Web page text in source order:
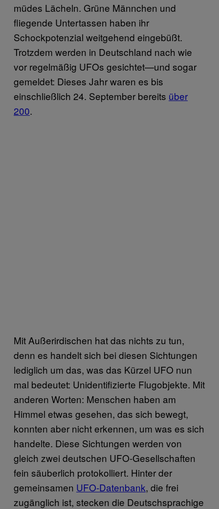
müdes Lächeln. Grüne Männchen und
fliegende Untertassen haben ihr
Schockpotenzial weitgehend eingebüßt.
Trotzdem werden in Deutschland nach wie
vor regelmäßig UFOs gesichtet—und sogar
gemeldet: Dieses Jahr waren es bis
einschließlich 24. September bereits über
200.
Mit Außerirdischen hat das nichts zu tun,
denn es handelt sich bei diesen Sichtungen
lediglich um das, was das Kürzel UFO nun
mal bedeutet: Unidentifizierte Flugobjekte. Mit
anderen Worten: Menschen haben am
Himmel etwas gesehen, das sich bewegt,
konnten aber nicht erkennen, um was es sich
handelte. Diese Sichtungen werden von
gleich zwei deutschen UFO-Gesellschaften
fein säuberlich protokolliert. Hinter der
gemeinsamen UFO-Datenbank, die frei
zugänglich ist, stecken die Deutschsprachige